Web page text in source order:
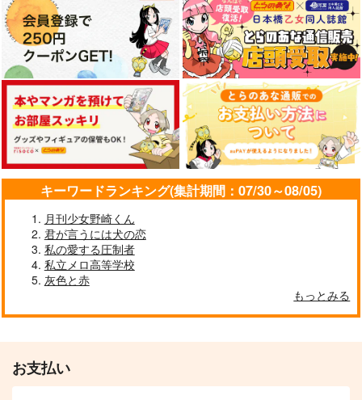
海表ポスカ2026B
AQUAQUA
専売 110円（税込）
遊戯王
海馬瀬人×武藤遊戯
サンプル
カート
海表ポスカ2026A
AQUAQUA
専売 110円 （税込）
遊戯王
海馬瀬人×武藤遊戯
海表マイクロファイバ
ークロス2025
AQUAQUA
専売 429円（税込）
遊戯王
海馬瀬人×武藤遊戯
サンプル
カート
サンプル
カート
サンプル
カート
全速前進アクスタ
AQUAQUA
海馬瀬人×武藤遊戯
サンプル
キーワードランキング(集計期間：07/30～08/05)
月刊少女野崎くん
君が言うには犬の恋
私の愛する圧制者
私立メロ高等学校
灰色と赤
もっとみる
お支払い